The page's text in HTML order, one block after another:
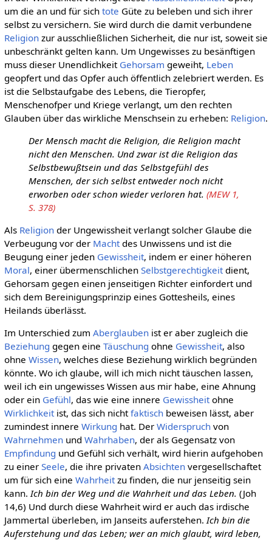
um die an und für sich tote Güte zu beleben und sich ihrer
selbst zu versichern. Sie wird durch die damit verbundene
Religionzur ausschließlichen Sicherheit, die nur ist, soweit sie
unbeschränkt gelten kann. Um Ungewisses zu besänftigen
muss dieser Unendlichkeit Gehorsam geweiht, Leben
geopfert und das Opfer auch öffentlich zelebriert werden. Es
ist die Selbstaufgabe des Lebens, die Tieropfer,
Menschenofper und Kriege verlangt, um den rechten
Glauben über das wirkliche Menschsein zu erheben: Religion.
Der Mensch macht die Religion, die Religion macht
nicht den Menschen. Und zwar ist die Religion das
Selbstbewußtsein und das Selbstgefühl des
Menschen, der sich selbst entweder noch nicht
erworben oder schon wieder verloren hat. (MEW 1,
S. 378)
Als Religionder Ungewissheit verlangt solcher Glaube die
Verbeugung vor der Machtdes Unwissens und ist die
Beugung einer jeden Gewissheit, indem er einer höheren
Moral, einer übermenschlichen Selbstgerechtigkeitdient,
Gehorsam gegen einen jenseitigen Richter einfordert und
sich dem Bereinigungsprinzip eines Gottesheils, eines
Heilands überlässt.
Im Unterschied zum Aberglaubenist er aber zugleich die
Beziehung gegen eine Täuschung ohne Gewissheit, also
ohne Wissen, welches diese Beziehung wirklich begründen
könnte. Wo ich glaube, will ich mich nicht täuschen lassen,
weil ich ein ungewisses Wissen aus mir habe, eine Ahnung
oder ein Gefühl, das wie eine innere Gewissheitohne
Wirklichkeitist, das sich nichtfaktischbeweisen lässt, aber
zumindest innere Wirkung hat. Der Widerspruchvon
Wahrnehmenund Wahrhaben, der als Gegensatz von
Empfindung und Gefühl sich verhält, wird hierin aufgehoben
zu einer Seele, die ihre privaten Absichtenvergesellschaftet
um für sich eine Wahrheitzu finden, die nur jenseitig sein
kann.Ich bin der Weg und die Wahrheit und das Leben. (Joh
14,6) Und durch diese Wahrheit wird er auch das irdische
Jammertal überleben, im Janseits auferstehen.Ich bin die
Auferstehung und das Leben; wer an mich glaubt, wird leben,